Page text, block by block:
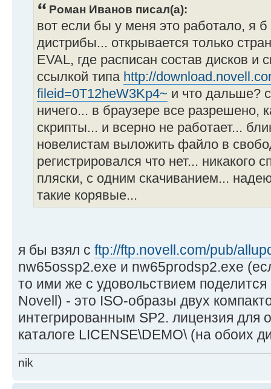
Роман Иванов писал(а):
вот если бы у меня это работало, я б
дистрибы... открывается только
EVAL, где расписан состав дисков и
ссылкой типа http://
fileid=0T12heW3Kp4~ и что дальше?
ничего... в браузере все разрешено,
скрипты... и всерно не работает...
новелистам выложить файло в
регистрировался что нет... никакого
пляски, с одним скачиванием...
такие корявые...
я бы взял с ftp://ftp.novell.com/pub/
nw65ossp2.exe и nw65prodsp2.exe
то ими же с удовольствием
Novell) - это ISO-образы двух
интегрированным SP2. лицензия для
каталоге LICENSE\DEMO\ (на обоих
nik